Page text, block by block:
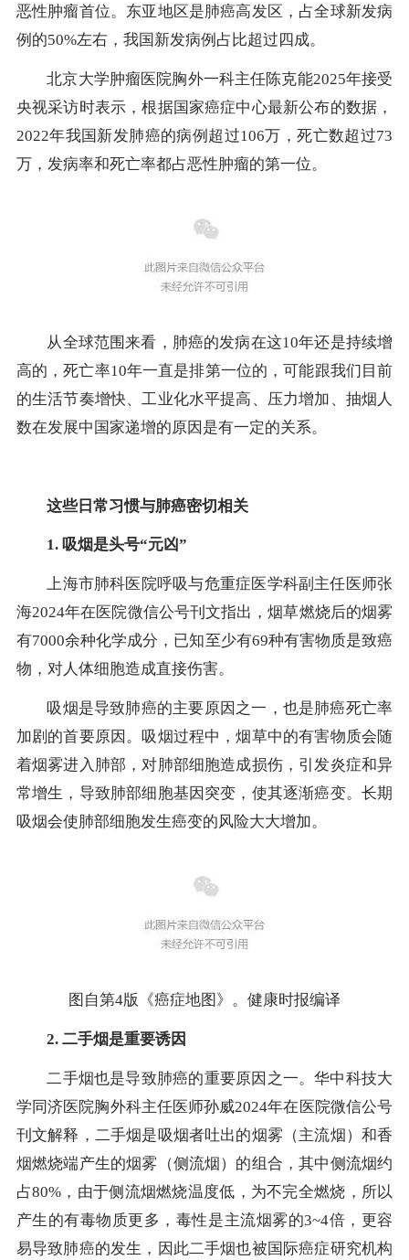
恶性肿瘤首位。东亚地区是肺癌高发区，占全球新发病
例的50%左右，我国新发病例占比超过四成。
北京大学肿瘤医院胸外一科主任陈克能2025年接受
央视采访时表示，根据国家癌症中心最新公布的数据，
2022年我国新发肺癌的病例超过106万，死亡数超过73
万，发病率和死亡率都占恶性肿瘤的第一位。
从全球范围来看，肺癌的发病在这10年还是持续增
高的，死亡率10年一直是排第一位的，可能跟我们目前
的生活节奏增快、工业化水平提高、压力增加、抽烟人
数在发展中国家递增的原因是有一定的关系。
这些日常习惯与肺癌密切相关
1. 吸烟是头号“元凶”
上海市肺科医院呼吸与危重症医学科副主任医师张
海2024年在医院微信公号刊文指出，烟草燃烧后的烟雾
有7000余种化学成分，已知至少有69种有害物质是致癌
物，对人体细胞造成直接伤害。
吸烟是导致肺癌的主要原因之一，也是肺癌死亡率
加剧的首要原因。吸烟过程中，烟草中的有害物质会随
着烟雾进入肺部，对肺部细胞造成损伤，引发炎症和异
常增生，导致肺部细胞基因突变，使其逐渐癌变。长期
吸烟会使肺部细胞发生癌变的风险大大增加。
图自第4版《癌症地图》。健康时报编译
2. 二手烟是重要诱因
二手烟也是导致肺癌的重要原因之一。华中科技大
学同济医院胸外科主任医师孙威2024年在医院微信公号
刊文解释，二手烟是吸烟者吐出的烟雾（主流烟）和香
烟燃烧端产生的烟雾（侧流烟）的组合，其中侧流烟约
占80%，由于侧流烟燃烧温度低，为不完全燃烧，所以
产生的有毒物质更多，毒性是主流烟雾的3~4倍，更容
易导致肺癌的发生，因此二手烟也被国际癌症研究机构